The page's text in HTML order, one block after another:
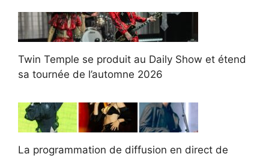
Twin Temple se produit au Daily Show et étend
sa tournée de l’automne 2026
La programmation de diffusion en direct de